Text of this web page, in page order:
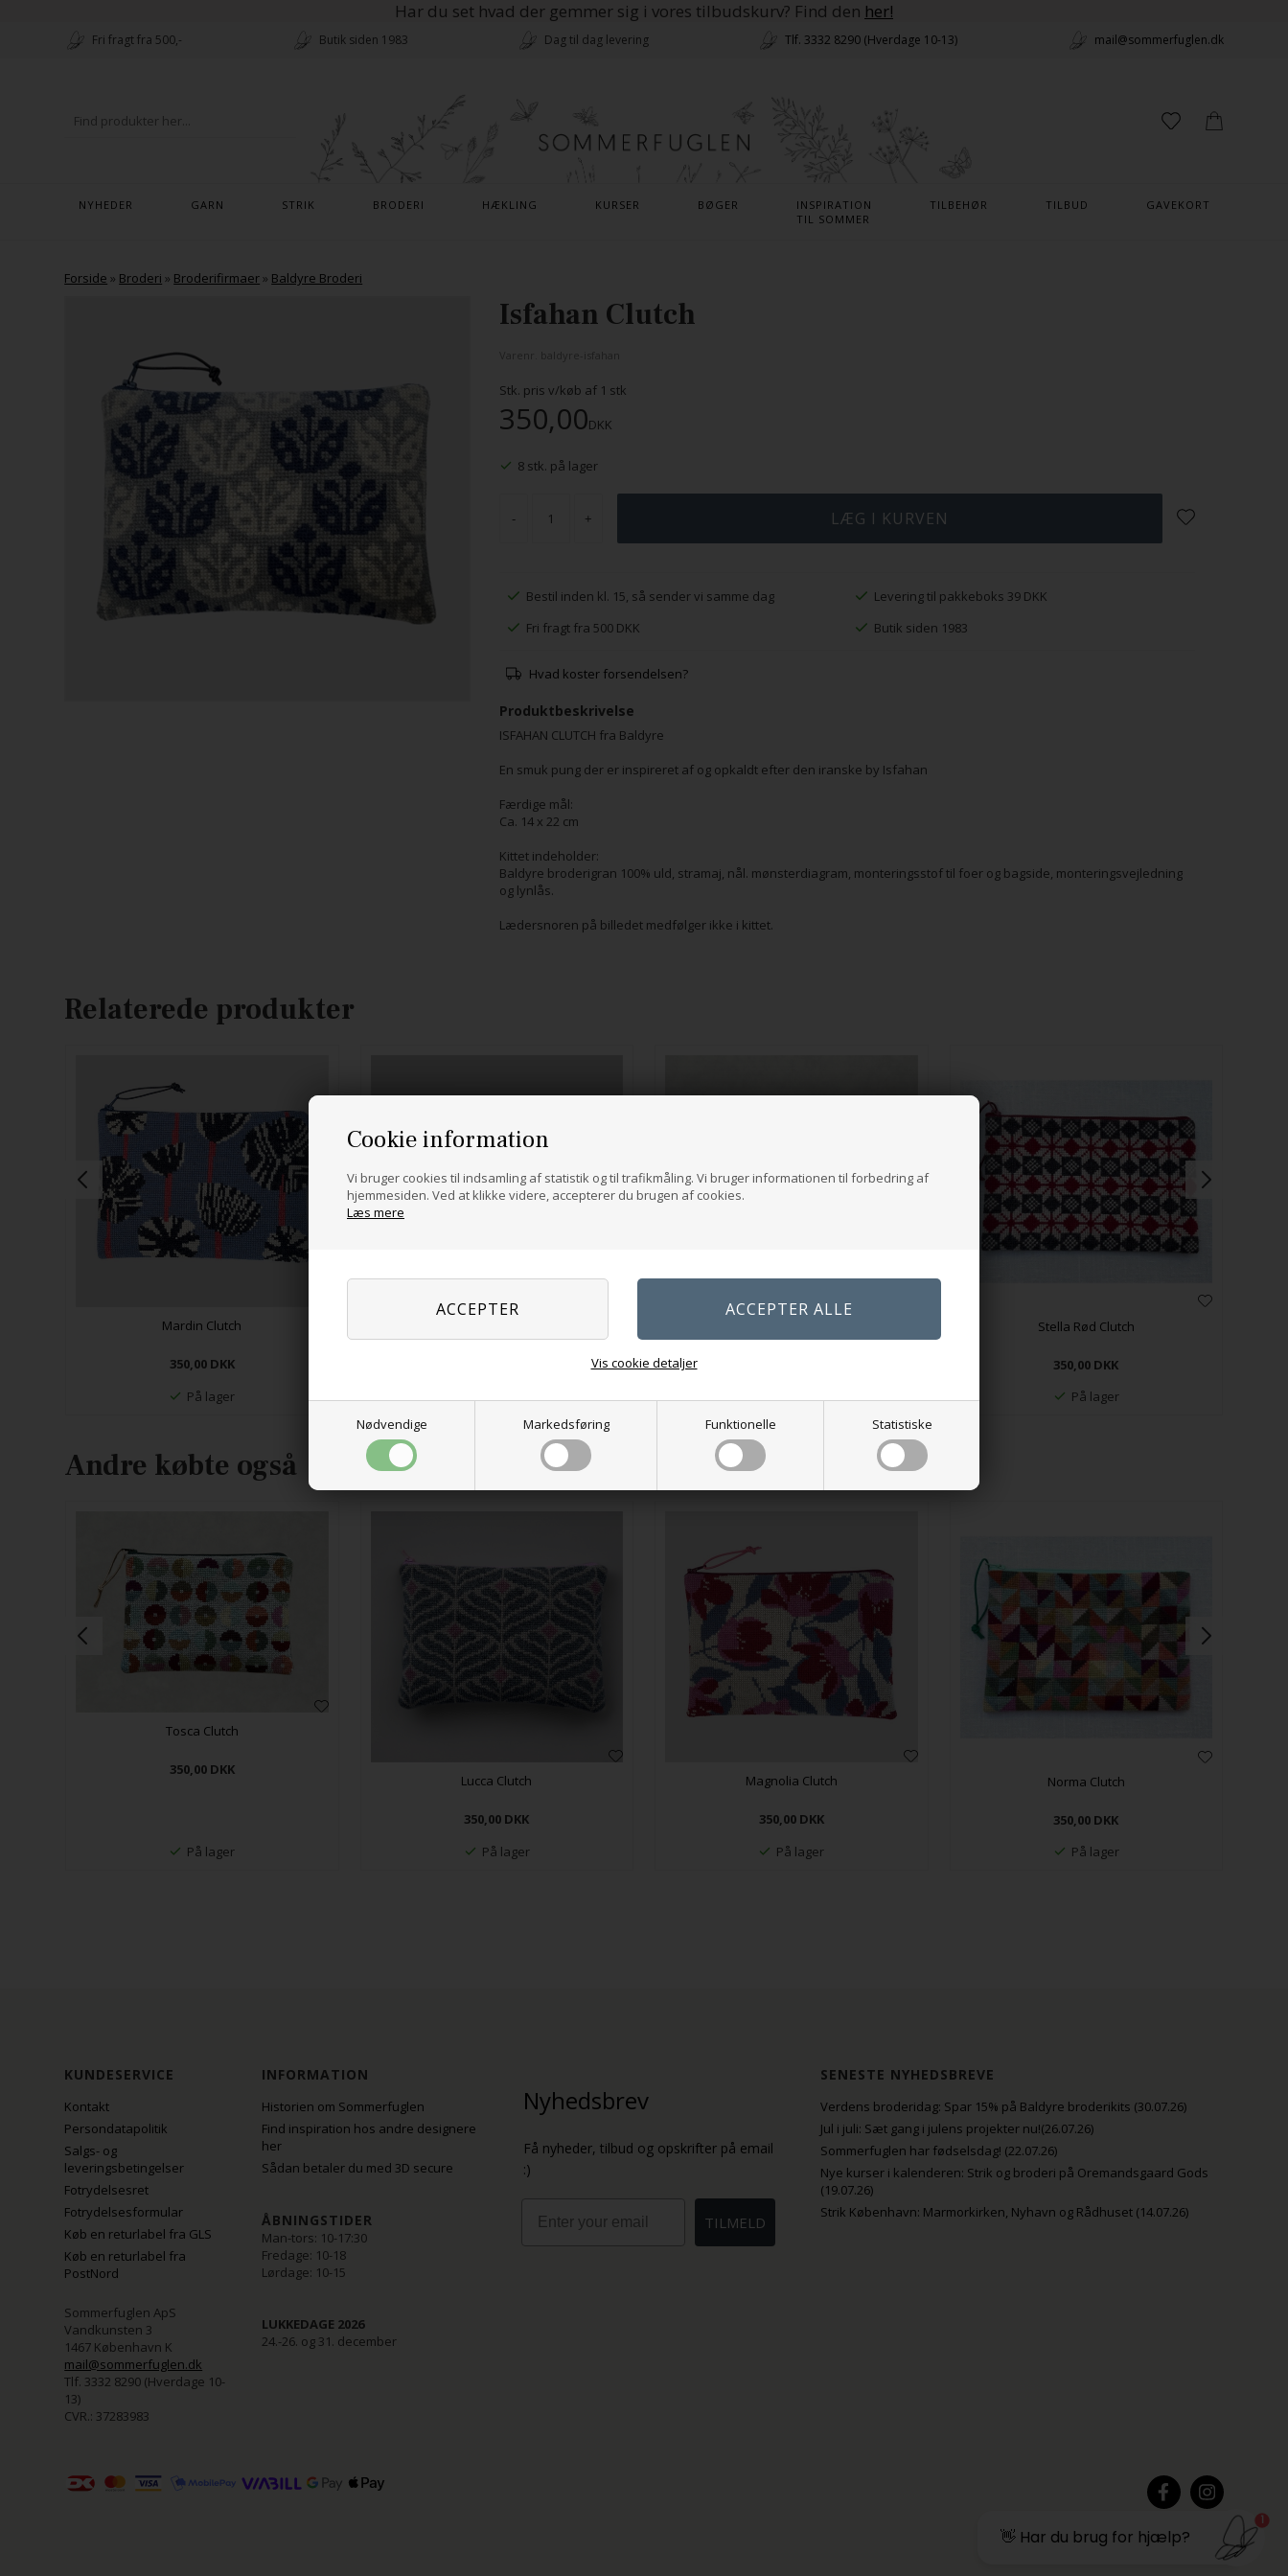
Har du set hvad der gemmer sig i vores tilbudskurv? Find den her!
Cookie information
Vi bruger cookies til indsamling af statistik og til trafikmåling. Vi bruger informationen til forbedring af
hjemmesiden. Ved at klikke videre, accepterer du brugen af cookies.
Læs mere
Nødvendige Markedsføring Funktionelle Statistiske
Vis cookie detaljer
Fri fragt fra 500,- Butik siden 1983 Dag til dag levering Tlf. 3332 8290 (Hverdage 10-13) mail@sommerfuglen.dk
NYHEDER GARN STRIK BRODERI HÆKLING KURSER BØGER
INSPIRATION
TIL SOMMER
TILBEHØR TILBUD GAVEKORT
Forside » Broderi » Broderifirmaer» Baldyre Broderi
Isfahan Clutch
Stk. pris v/køb af 1 stk
350,00DKK
8 stk. på lager
- +
Bestil inden kl. 15, så sender vi samme dag
Levering til pakkeboks 39 DKK
Fri fragt fra 500 DKK
Butik siden 1983
Hvad koster forsendelsen?
Produktbeskrivelse
ISFAHAN CLUTCH fra Baldyre
En smuk pung der er inspireret af og opkaldt efter den iranske by Isfahan
Færdige mål:
Ca. 14 x 22 cm
Kittet indeholder:
Baldyre broderigran 100% uld, stramaj, nål. mønsterdiagram, monteringsstof til foer og bagside, monteringsvejledning
og lynlås.
Lædersnoren på billedet medfølger ikke i kittet.
Relaterede produkter
Mardin Clutch
350,00 DKK
På lager
Wild Rose Clutch
350,00DKK
Stella Rød Clutch
350,00 DKK
På lager
Andre købte også
Tosca Clutch
350,00 DKK
På lager
Lucca Clutch
350,00 DKK
På lager
Magnolia Clutch
350,00 DKK
På lager
Norma Clutch
350,00 DKK
På lager
KUNDESERVICE
Kontakt
Persondatapolitik
Salgs- og
leveringsbetingelser
Fotrydelsesret
Fotrydelsesformular
Køb en returlabel fra GLS
Køb en returlabel fra
PostNord
Sommerfuglen ApS
Vandkunsten 3
1467 København K
mail@sommerfuglen.dk
Tlf. 3332 8290 (Hverdage 10-
13)
CVR.: 37283983
INFORMATION
Historien om Sommerfuglen
Find inspiration hos andre designere
her
Sådan betaler du med 3D secure
ÅBNINGSTIDER
Man-tors: 10-17:30
Fredage: 10-18
Lørdage: 10-15
LUKKEDAGE 2026
24.-26. og 31. december
Nyhedsbrev
Få nyheder, tilbud og opskrifter på email
:)
TILMELD
SENESTE NYHEDSBREVE
Verdens broderidag: Spar 15% på Baldyre broderikits (30.07.26)
Jul i juli: Sæt gang i julens projekter nu!(26.07.26)
Sommerfuglen har fødselsdag! (22.07.26)
Nye kurser i kalenderen: Strik og broderi på Oremandsgaard Gods
(19.07.26)
Strik København: Marmorkirken, Nyhavn og Rådhuset (14.07.26)
👋 Har du brug for hjælp?
1